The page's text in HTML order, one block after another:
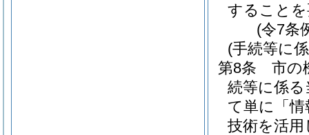
すること
(令7条
(手続等に
第8条
市の
続等に係
て単に「
技術を活